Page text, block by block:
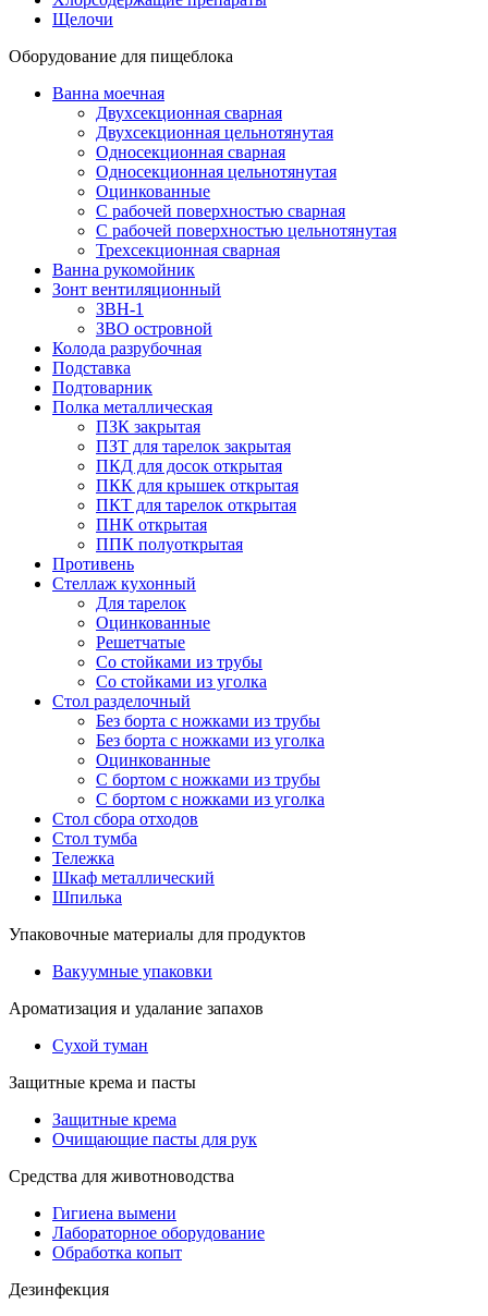
Щелочи
Оборудование для пищеблока
Ванна моечная
Двухсекционная сварная
Двухсекционная цельнотянутая
Односекционная сварная
Односекционная цельнотянутая
Оцинкованные
С рабочей поверхностью сварная
С рабочей поверхностью цельнотянутая
Трехсекционная сварная
Ванна рукомойник
Зонт вентиляционный
ЗВН-1
ЗВО островной
Колода разрубочная
Подставка
Подтоварник
Полка металлическая
ПЗК закрытая
ПЗТ для тарелок закрытая
ПКД для досок открытая
ПКК для крышек открытая
ПКТ для тарелок открытая
ПНК открытая
ППК полуоткрытая
Противень
Стеллаж кухонный
Для тарелок
Оцинкованные
Решетчатые
Со стойками из трубы
Со стойками из уголка
Стол разделочный
Без борта с ножками из трубы
Без борта с ножками из уголка
Оцинкованные
С бортом с ножками из трубы
С бортом с ножками из уголка
Стол сбора отходов
Стол тумба
Тележка
Шкаф металлический
Шпилька
Упаковочные материалы для продуктов
Вакуумные упаковки
Ароматизация и удалание запахов
Сухой туман
Защитные крема и пасты
Защитные крема
Очищающие пасты для рук
Средства для животноводства
Гигиена вымени
Лабораторное оборудование
Обработка копыт
Дезинфекция